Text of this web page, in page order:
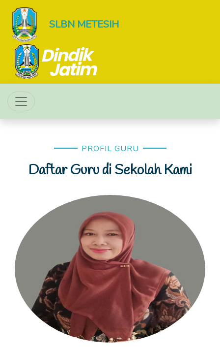
SLBN METESIH
PROFIL GURU
Daftar Guru di Sekolah Kami